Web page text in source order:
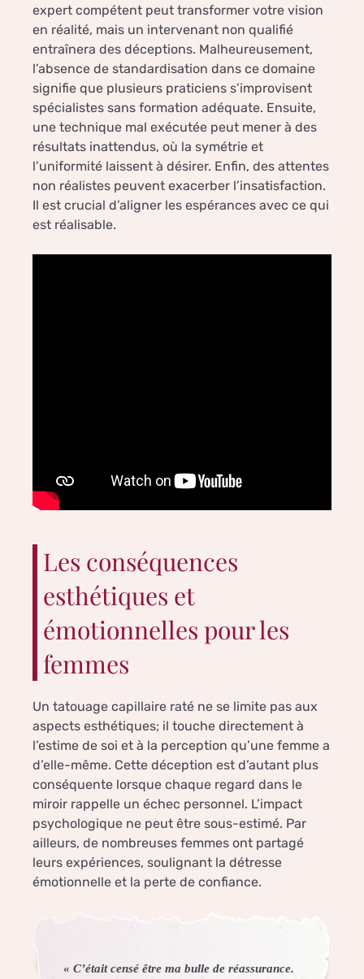
expert compétent peut transformer votre vision
en réalité, mais un intervenant non qualifié
entraînera des déceptions. Malheureusement,
l’absence de standardisation dans ce domaine
signifie que plusieurs praticiens s’improvisent
spécialistes sans formation adéquate. Ensuite,
une technique mal exécutée peut mener à des
résultats inattendus, où la symétrie et
l’uniformité laissent à désirer. Enfin, des attentes
non réalistes peuvent exacerber l’insatisfaction.
Il est crucial d’aligner les espérances avec ce qui
est réalisable.
Les conséquences
esthétiques et
émotionnelles pour les
femmes
Un tatouage capillaire raté ne se limite pas aux
aspects esthétiques; il touche directement à
l’estime de soi et à la perception qu’une femme a
d’elle-même. Cette déception est d’autant plus
conséquente lorsque chaque regard dans le
miroir rappelle un échec personnel. L’impact
psychologique ne peut être sous-estimé. Par
ailleurs, de nombreuses femmes ont partagé
leurs expériences, soulignant la détresse
émotionnelle et la perte de confiance.
« C’était censé être ma bulle de réassurance.